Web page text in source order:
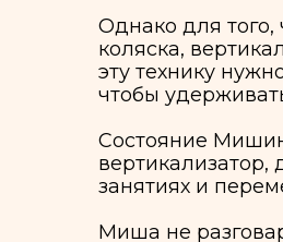
Состояние
вертикализатор,
занятиях и
Миша не
коммуникацию.
кнопки, а вместе с
очень важный шаг
вопросы, и у Миши